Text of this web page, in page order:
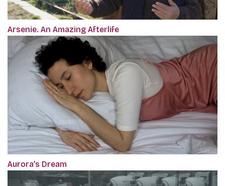
Arsenie. An Amazing Afterlife
Aurora’s Dream